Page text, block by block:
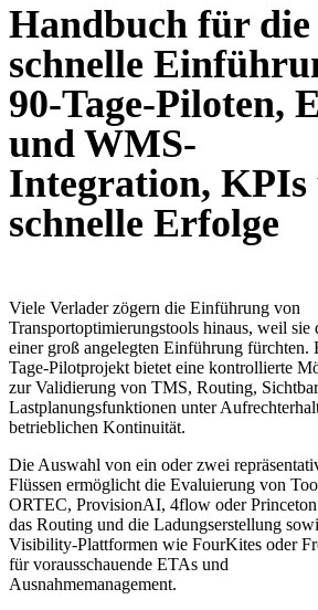
Handbuch für die
schnelle
90-Tage-Piloten,
und WMS-
Integration, KPIs
schnelle Erfolge
Viele Verlader zögern die Einführung von
Transportoptimierungstools hinaus, weil sie
einer groß angelegten Einführung fürchten.
Tage-Pilotprojekt bietet eine kontrollierte
zur Validierung von TMS, Routing,
Lastplanungsfunktionen unter
betrieblichen Kontinuität.
Die Auswahl von ein oder zwei
Flüssen ermöglicht die Evaluierung von
ORTEC, ProvisionAI, 4flow oder
das Routing und die Ladungserstellung
Visibility-Plattformen wie FourKites oder
für vorausschauende ETAs und
Ausnahmemanagement.